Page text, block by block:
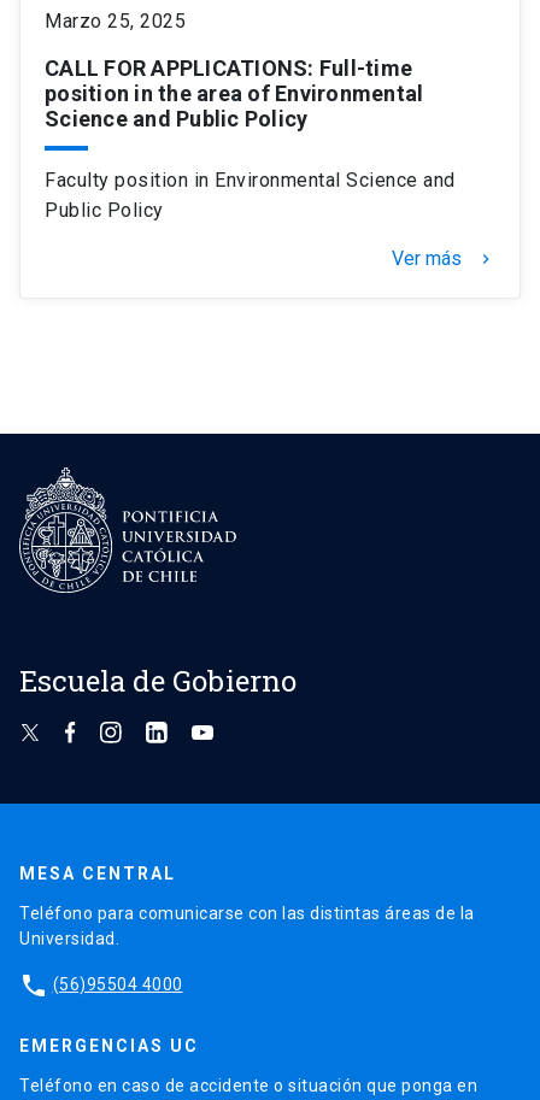
Marzo 25, 2025
CALL FOR APPLICATIONS: Full-time
position in the area of Environmental
Science and Public Policy
Faculty position in Environmental Science and
Public Policy
Ver más keyboard_arrow_right
Escuela de Gobierno
MESA CENTRAL
Teléfono para comunicarse con las distintas áreas de la
Universidad.
phone (56)95504 4000
EMERGENCIAS UC
Teléfono en caso de accidente o situación que ponga en